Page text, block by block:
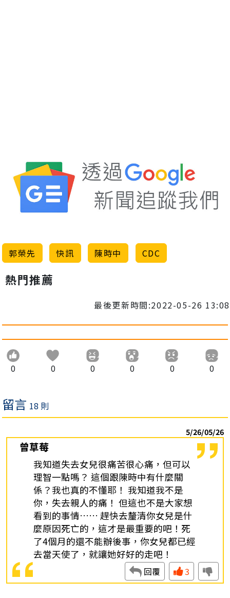
郭榮先 快訊 陳時中 CDC
熱門推薦
最後更新時間:2022-05-26 13:08
0 0 0 0 0 0